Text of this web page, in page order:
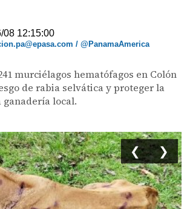
08 12:15:00
/ @PanamaAmerica
murciélagos hematófagos en Colón
de rabia selvática y proteger la
local.
❮ ❯